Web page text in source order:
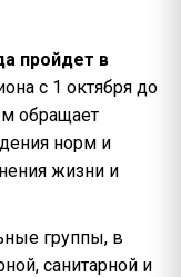
пройдет в
с 1 октября до
обращает
норм и
жизни и
группы, в
санитарной и